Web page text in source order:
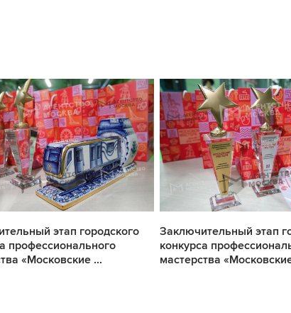
этап городского
профессионального
«Московские ...
Заключительный этап
конкурса
мастерства